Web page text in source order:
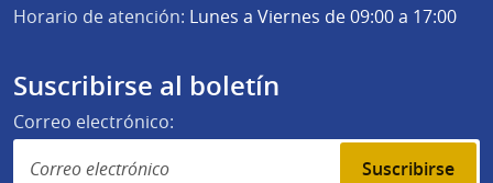
Horario de atención: Lunes a Viernes de 09:00 a 17:00
Suscribirse al boletín
Correo electrónico:
Suscribirse